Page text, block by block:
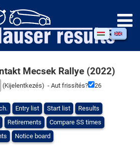
Mecsek Rallye (2022)
(Kijelentkezés) - Aut frissítés? 26
Entry list Start list
Results
Retirements
Compare SS times
Notice board